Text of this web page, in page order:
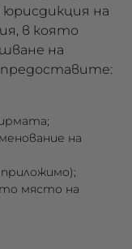
на
в която
на
на
място на